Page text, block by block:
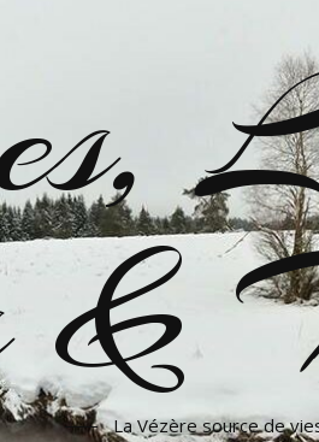
&
La Vézère source de